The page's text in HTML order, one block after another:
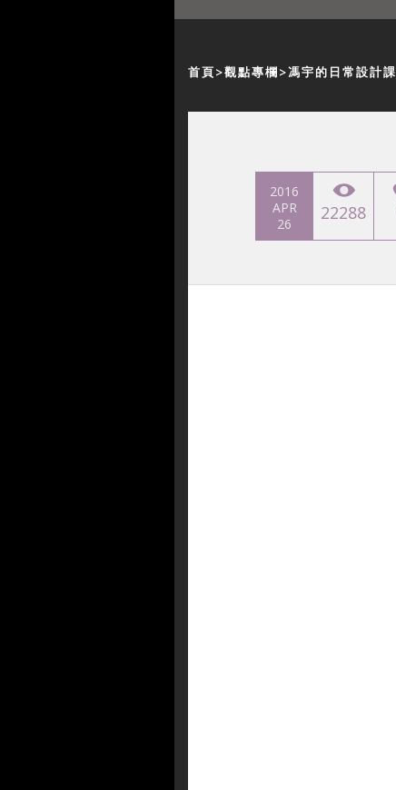
首頁 觀點專欄 馮宇的日常設計課
2016
APR
26
22288